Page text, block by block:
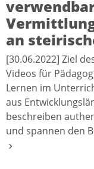
an
[30.06.2022] Ziel
Videos für
Lernen im
aus
beschreiben
und spannen den